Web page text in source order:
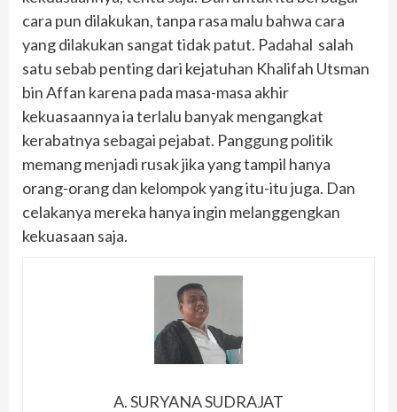
cara pun dilakukan, tanpa rasa malu bahwa cara
yang dilakukan sangat tidak patut. Padahal salah
satu sebab penting dari kejatuhan Khalifah Utsman
bin Affan karena pada masa-masa akhir
kekuasaannya ia terlalu banyak mengangkat
kerabatnya sebagai pejabat. Panggung politik
memang menjadi rusak jika yang tampil hanya
orang-orang dan kelompok yang itu-itu juga. Dan
celakanya mereka hanya ingin melanggengkan
kekuasaan saja.
A. SURYANA SUDRAJAT